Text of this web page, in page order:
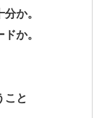
か。
か。
こと